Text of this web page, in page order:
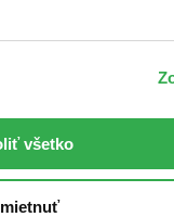
všetko